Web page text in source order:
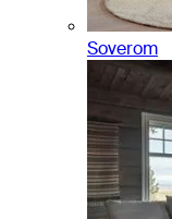
Soverom